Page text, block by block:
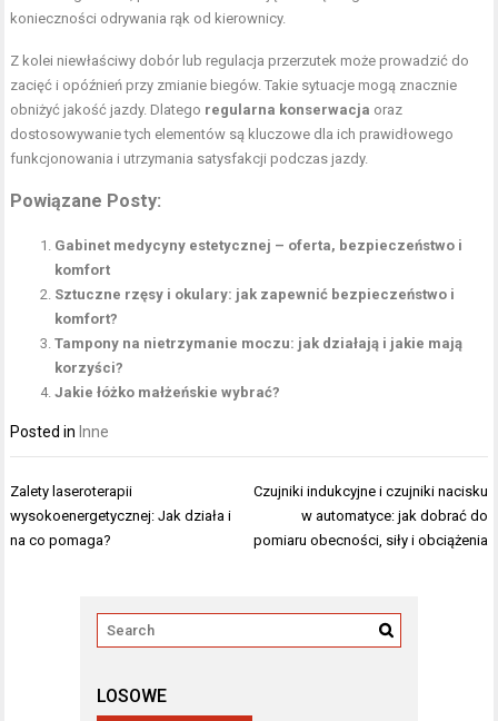
konieczności odrywania rąk od kierownicy.
Z kolei niewłaściwy dobór lub regulacja przerzutek może prowadzić do
zacięć i opóźnień przy zmianie biegów. Takie sytuacje mogą znacznie
obniżyć jakość jazdy. Dlatego regularna konserwacja oraz
dostosowywanie tych elementów są kluczowe dla ich prawidłowego
funkcjonowania i utrzymania satysfakcji podczas jazdy.
Powiązane Posty:
Gabinet medycyny estetycznej – oferta, bezpieczeństwo i
komfort
Sztuczne rzęsy i okulary: jak zapewnić bezpieczeństwo i
komfort?
Tampony na nietrzymanie moczu: jak działają i jakie mają
korzyści?
Jakie łóżko małżeńskie wybrać?
Posted in Inne
Nawigacja
wpisu
Zalety laseroterapii
wysokoenergetycznej: Jak działa i
na co pomaga?
Czujniki indukcyjne i czujniki nacisku
w automatyce: jak dobrać do
pomiaru obecności, siły i obciążenia
LOSOWE